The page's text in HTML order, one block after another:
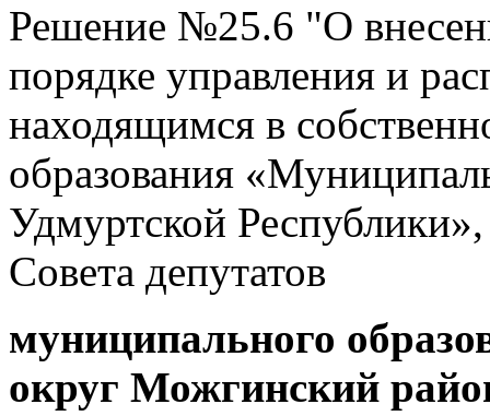
Решение №25.6 "О
порядке управления и
находящимся в
образования
Удмуртской
Совета депутатов
муниципального
округ Можгинский